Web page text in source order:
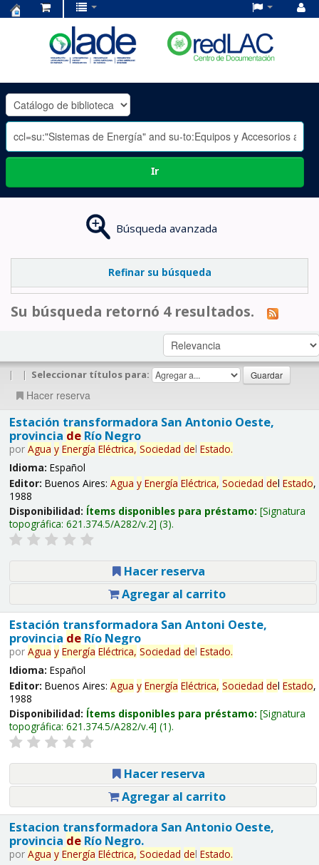
OLADE
-
Ir
Búsqueda avanzada
Refinar su búsqueda
Su búsqueda retornó 4 resultados.
| | Seleccionar títulos para:
Hacer reserva
Estación transformadora San Antonio Oeste,
provincia deRío Negro
por Agua y Energía Eléctrica, Sociedad del Estado.
Idioma: Español
Editor: Buenos Aires: Agua y Energía Eléctrica, Sociedad del Estado,
1988
Disponibilidad: Ítems disponibles para préstamo: Signatura
topográfica: 621.374.5/A282/v.2 (3).
Hacer reserva
Agregar al carrito
Estación transformadora San Antoni Oeste,
provincia deRío Negro
por Agua y Energía Eléctrica, Sociedad del Estado.
Idioma: Español
Editor: Buenos Aires: Agua y Energía Eléctrica, Sociedad del Estado,
1988
Disponibilidad: Ítems disponibles para préstamo: Signatura
topográfica: 621.374.5/A282/v.4 (1).
Hacer reserva
Agregar al carrito
Estacion transformadora San Antonio Oeste,
provincia deRío Negro.
por Agua y Energía Eléctrica, Sociedad del Estado.